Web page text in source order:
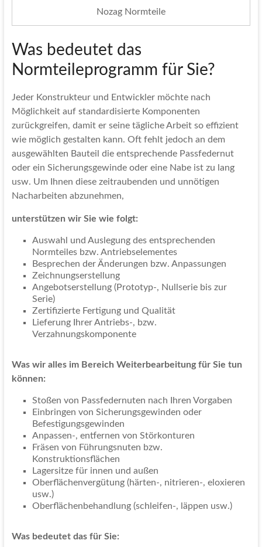
Nozag Normteile
Was bedeutet das
Normteileprogramm für Sie?
Jeder Konstrukteur und Entwickler möchte nach
Möglichkeit auf standardisierte Komponenten
zurückgreifen, damit er seine tägliche Arbeit so effizient
wie möglich gestalten kann. Oft fehlt jedoch an dem
ausgewählten Bauteil die entsprechende Passfedernut
oder ein Sicherungsgewinde oder eine Nabe ist zu lang
usw. Um Ihnen diese zeitraubenden und unnötigen
Nacharbeiten abzunehmen,
unterstützen wir Sie wie folgt:
Auswahl und Auslegung des entsprechenden
Normteiles bzw. Antriebselementes
Besprechen der Änderungen bzw. Anpassungen
Zeichnungserstellung
Angebotserstellung (Prototyp-, Nullserie bis zur
Serie)
Zertifizierte Fertigung und Qualität
Lieferung Ihrer Antriebs-, bzw.
Verzahnungskomponente
Was wir alles im Bereich Weiterbearbeitung für Sie tun
können:
Stoßen von Passfedernuten nach Ihren Vorgaben
Einbringen von Sicherungsgewinden oder
Befestigungsgewinden
Anpassen-, entfernen von Störkonturen
Fräsen von Führungsnuten bzw.
Konstruktionsflächen
Lagersitze für innen und außen
Oberflächenvergütung (härten-, nitrieren-, eloxieren
usw.)
Oberflächenbehandlung (schleifen-, läppen usw.)
Was bedeutet das für Sie: